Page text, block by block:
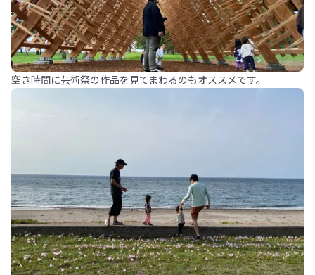
空き時間に芸術祭の作品を見てまわるのもオススメです。